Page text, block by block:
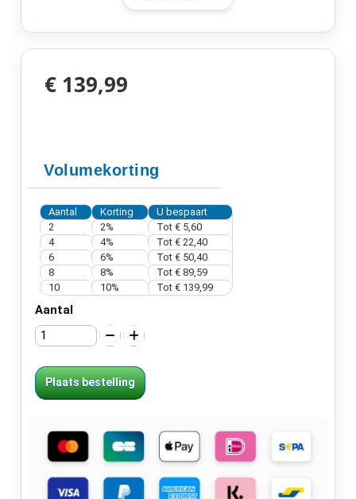
€ 139,99
Volumekorting
Aantal Korting
U bespaart
2
2% Tot € 5,60
4
4% Tot € 22,40
6
6% Tot € 50,40
8
8% Tot € 89,59
10
10% Tot € 139,99
Aantal
Plaats bestelling